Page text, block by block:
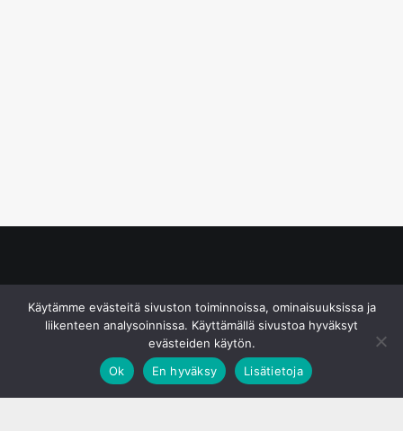
Käytämme evästeitä sivuston toiminnoissa, ominaisuuksissa ja
liikenteen analysoinnissa. Käyttämällä sivustoa hyväksyt
evästeiden käytön.
Ok
En hyväksy Lisätietoja